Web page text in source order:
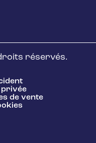
réservés.
privée
de vente